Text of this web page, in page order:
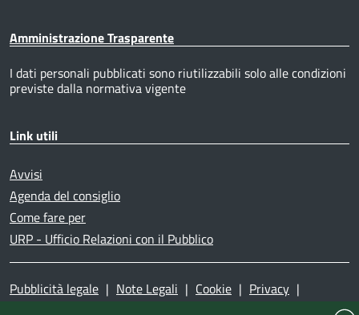
Amministrazione Trasparente
I dati personali pubblicati sono riutilizzabili solo alle condizioni
previste dalla normativa vigente
Link utili
Avvisi
Agenda del consiglio
Come fare per
URP - Ufficio Relazioni con il Pubblico
Pubblicità legale | Note Legali | Cookie | Privacy |